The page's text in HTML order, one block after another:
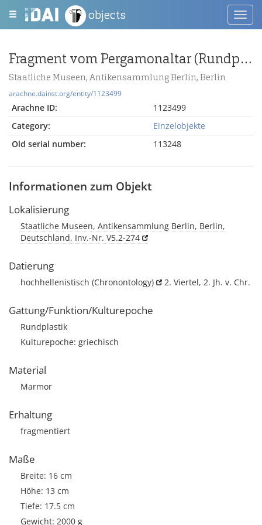
objects
Fragment vom Pergamonaltar (Rundplastik oder Relief); Berlin:Relief / Statue (?), Gewandstück
Staatliche Museen, Antikensammlung Berlin, Berlin
arachne.dainst.org/entity/1123499
Arachne ID:
1123499
Category:
Einzelobjekte
Old serial number:
113248
Informationen zum Objekt
Lokalisierung
Staatliche Museen, Antikensammlung Berlin, Berlin,
Deutschland, Inv.-Nr. V5.2-274
Datierung
hochhellenistisch (Chronontology) 2. Viertel, 2. Jh. v. Chr.
Gattung/Funktion/Kulturepoche
Rundplastik
Kulturepoche: griechisch
Material
Marmor
Erhaltung
fragmentiert
Maße
Breite: 16 cm
Höhe: 13 cm
Tiefe: 17.5 cm
Gewicht: 2000 g